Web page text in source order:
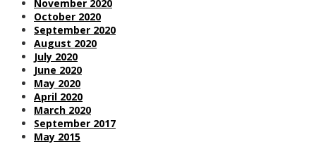
November 2020
October 2020
September 2020
August 2020
July 2020
June 2020
May 2020
April 2020
March 2020
September 2017
May 2015